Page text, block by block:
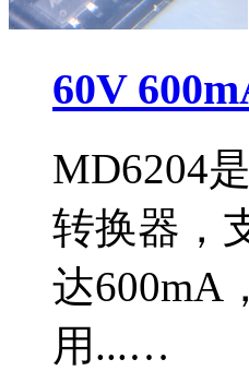
60V
MD6204
转换器，
达600mA
用...…